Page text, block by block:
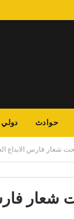
حوادث دولي
شعار فارس الابداع
شعار